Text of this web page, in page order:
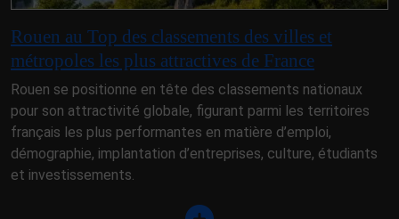
Rouen au Top des classements des villes et
métropoles les plus attractives de France
Rouen se positionne en tête des classements nationaux
pour son attractivité globale, figurant parmi les territoires
français les plus performantes en matière d’emploi,
démographie, implantation d’entreprises, culture, étudiants
et investissements.